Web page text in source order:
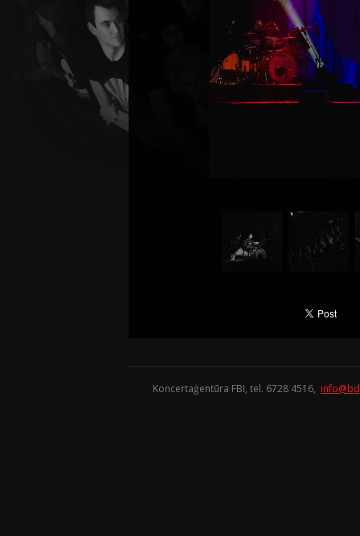
Koncertaģentūra FBI, tel. 6728 4516,